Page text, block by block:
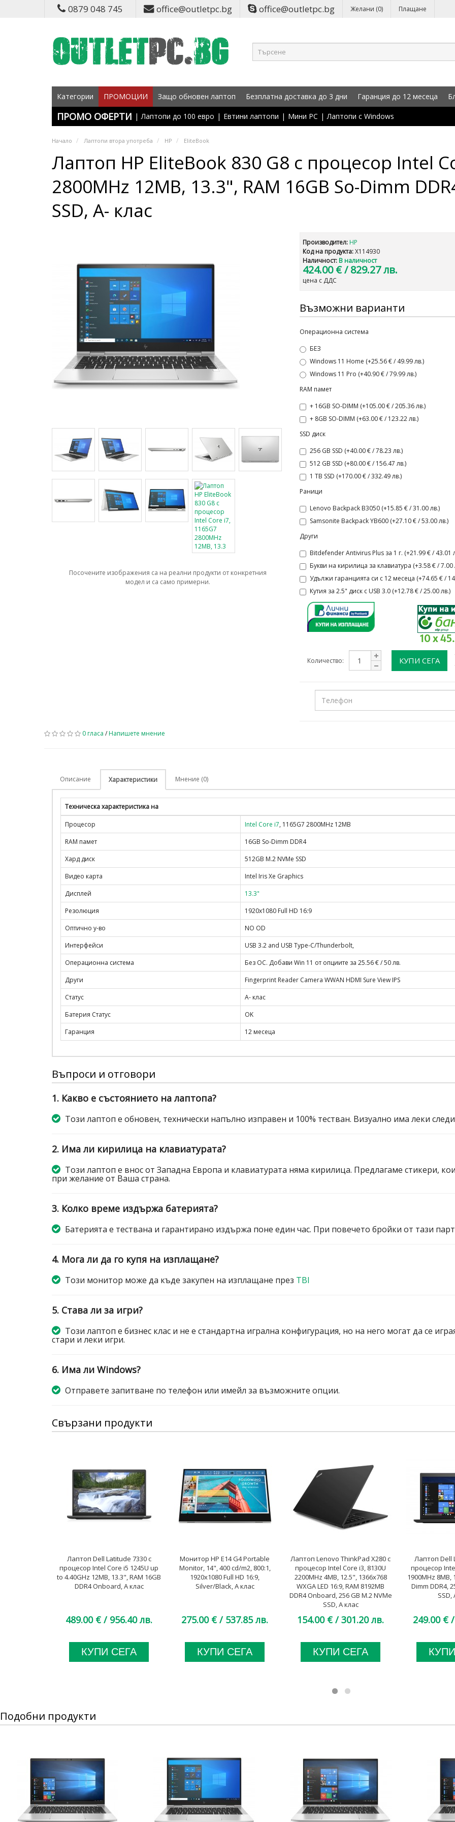
0879 048 745 office@outletpc.bg office@outletpc.bg Желани (0) Плащане
Категории ПРОМОЦИИ Защо обновен лаптоп Безплатна доставка до 3 дни Гаранция до 12 месеца
ПРОМО ОФЕРТИ | Лаптопи до 100 евро | Евтини лаптопи | Мини PC | Лаптопи с Windows
Начало Лаптопи втора употреба HP EliteBook
Лаптоп HP EliteBook 830 G8 с процесор Intel
2800MHz 12MB, 13.3", RAM 16GB So-Dimm
SSD, A- клас
Посочените изображения са на реални продукти от конкретния
модел и са само примерни.
Производител: HP
Код на продукта: X114930
Наличност: В наличност
424.00 € / 829.27 лв.
цена с ДДС
Възможни варианти
Операционна система
БЕЗ
Windows 11 Home (+25.56 € / 49.99 лв.)
Windows 11 Pro (+40.90 € / 79.99 лв.)
RAM памет
+ 16GB SO-DIMM (+105.00 € / 205.36 лв.)
+ 8GB SO-DIMM (+63.00 € / 123.22 лв.)
SSD диск
256 GB SSD (+40.00 € / 78.23 лв.)
512 GB SSD (+80.00 € / 156.47 лв.)
1 TB SSD (+170.00 € / 332.49 лв.)
Раници
Lenovo Backpack B3050 (+15.85 € / 31.00 лв.)
Samsonite Backpack YB600 (+27.10 € / 53.00 лв.)
Други
Bitdefender Antivirus Plus за 1 г. (+21.99 € / 43.01
Букви на кирилица за клавиатура (+3.58 € / 7.00
Удължи гаранцията си с 12 месеца (+74.65 € /
Кутия за 2.5" диск с USB 3.0 (+12.78 € / 25.00 лв.)
10 x
Количество: КУПИ СЕГА
0 гласа /Напишете мнение
Описание Характеристики Мнение (0)
Техническа характеристика на
Процесор Intel Core i7, 1165G7 2800MHz 12MB
RAM памет
16GB So-Dimm DDR4
Хард диск
512GB M.2 NVMe SSD
Видео карта
Intel Iris Xe Graphics
Дисплей
13.3"
Резолюция
1920x1080 Full HD 16:9
Оптично у-во
NO OD
Интерфейси
USB 3.2 and USB Type-C/Thunderbolt,
Операционна система
Без ОС. Добави Win 11 от опциите за 25.56 € / 50 лв.
Други
Fingerprint Reader Camera WWAN HDMI Sure View IPS
Статус
A- клас
Батерия Статус
OK
Гаранция
12 месеца
Въпроси и отговори
1. Какво е състоянието на лаптопа?
Този лаптоп е обновен, технически напълно изправен и 100% тестван. Визуално има леки
2. Има ли кирилица на клавиатурата?
Този лаптоп е внос от Западна Европа и клавиатурата няма кирилица. Предлагаме стикери,
при желание от Ваша страна.
3. Колко време издържа батерията?
Батерията е тествана и гарантирано издържа поне един час. При повечето бройки от тази
4. Мога ли да го купя на изплащане?
Този монитор може да къде закупен на изплащане през TBI
5. Става ли за игри?
Този лаптоп е бизнес клас и не е стандартна игрална конфигурация, но на него могат да се
стари и леки игри.
6. Има ли Windows?
Отправете запитване по телефон или имейл за възможните опции.
Свързани продукти
Лаптоп Dell Latitude 7330 с
процесор Intel Core i5 1245U up
to 4.40GHz 12MB, 13.3", RAM 16GB
DDR4 Onboard, A клас
489.00 € / 956.40 лв.
КУПИ СЕГА
Монитор HP E14 G4 Portable
Monitor, 14", 400 cd/m2, 800:1,
1920x1080 Full HD 16:9,
Silver/Black, A клас
275.00 € / 537.85 лв.
КУПИ СЕГА
Лаптоп Lenovo ThinkPad X280 с
процесор Intel Core i3, 8130U
2200MHz 4MB, 12.5", 1366x768
WXGA LED 16:9, RAM 8192MB
DDR4 Onboard, 256 GB M.2 NVMe
SSD, А клас
154.00 € / 301.20 лв.
КУПИ СЕГА
Лаптоп Dell
процесор
1900MHz 8MB,
Dimm DDR4,
SSD,
249.00 €
Подобни продукти